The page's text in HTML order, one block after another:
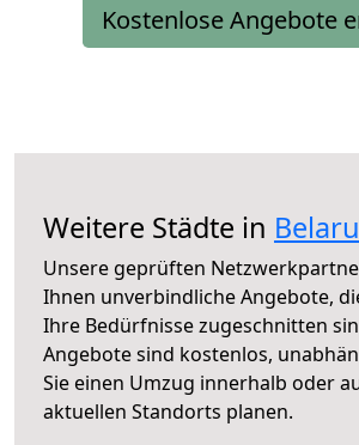
Kostenlose Angebote
Weitere Städte in
Unsere geprüften
Ihnen unverbindliche Angebote,
Ihre Bedürfnisse zugeschnitten
Angebote sind kostenlos,
Sie einen Umzug innerhalb oder
aktuellen Standorts planen.